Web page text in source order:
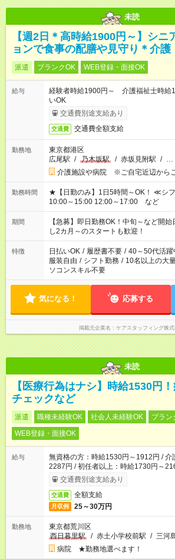
未読
【週2日＊高時給1900円～】シニ
ョンで食事の配膳や見守り＊介護
派遣 ブランクOK WEB登録・面接OK
給与
経験者時給1900円～ 介護福祉士時
いOK
交通費別途支給あり
交通費 交通費全額支給
勤務地
東京都港区
広尾駅 / 乃木坂駅 / 赤坂見附駅 / …
介護施設や病院 ※ご自宅近辺から
勤務時間
★【日勤のみ】1日5時間～OK！ ≪シフト例≫ 9:00～14:00
10:00～15:00 12:00～17:00 など
期間
【急募】即日勤務OK！中旬～など開
し2カ月～のスタートも歓迎！
特徴 日払いOK / 履歴書不要 / 40～50代活躍
服装自由 / シフト勤務 / 10名以上の大
ソコンスキル不要
気になる！ 応募する
掲載元企業名 ケアスタッフィング株式
未読
【医療行為はナシ】時給1530円
チェックなど
派遣 職種未経験OK 社会人未経験OK
ブラン
WEB登録・面接OK
給与
無資格の方：時給1530円～1912円 / 介
2287円 / 初任者以上：時給1730円～
交通費別途支給あり
交通費 全額支給
月収例 25～30万円
勤務地
東京都荒川区
西日暮里駅
/ 赤土小学校前駅 / 三河
病院 ★勤務地選べます！